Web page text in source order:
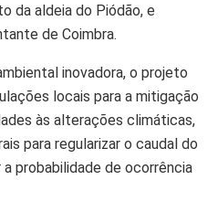
da aldeia do Piódão, e
de Coimbra.
inovadora, o projeto
locais para a mitigação
às alterações climáticas,
para regularizar o caudal do
probabilidade de ocorrência